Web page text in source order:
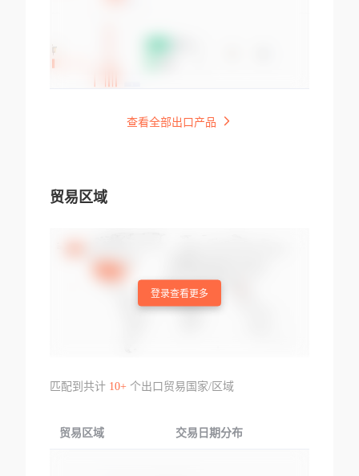
查看全部出口产品
贸易区域
登录查看更多
匹配到共计 10+个出口贸易国家/区域
贸易区域 交易日期分布